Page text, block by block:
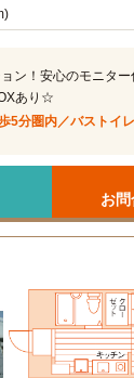
ン！安心のモニタ
あり☆
5分圏内／バストイ
お